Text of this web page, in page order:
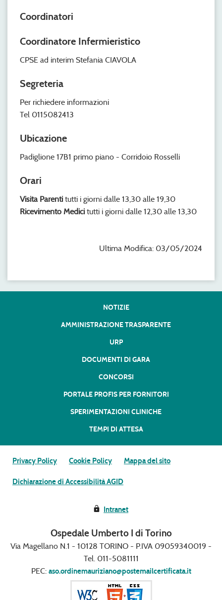
Coordinatori
Coordinatore Infermieristico
CPSE ad interim Stefania CIAVOLA
Segreteria
Per richiedere informazioni
Tel 0115082413
Ubicazione
Padiglione 17B1 primo piano - Corridoio Rosselli
Orari
Visita Parenti tutti i giorni dalle 13,30 alle 19,30
Ricevimento Medici tutti i giorni dalle 12,30 alle 13,30
Ultima Modifica: 03/05/2024
NOTIZIE
AMMINISTRAZIONE TRASPARENTE
URP
DOCUMENTI DI GARA
CONCORSI
PORTALE PROFIS PER FORNITORI
SPERIMENTAZIONI CLINICHE
TEMPI DI ATTESA
Privacy Policy Cookie Policy Mappa del sito
Dichiarazione di Accessibilità AGID
Intranet
Ospedale Umberto I di Torino
Via Magellano N.1 - 10128 TORINO - P.IVA 09059340019 -
Tel. 011-5081111
PEC: aso.ordinemauriziano@postemailcertificata.it